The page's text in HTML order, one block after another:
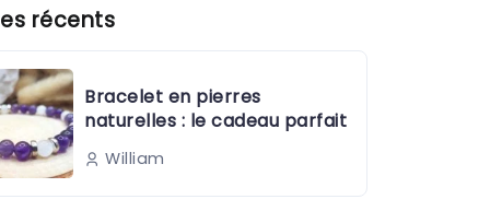
récents
Bracelet en pierres
naturelles : le cadeau parfait
William